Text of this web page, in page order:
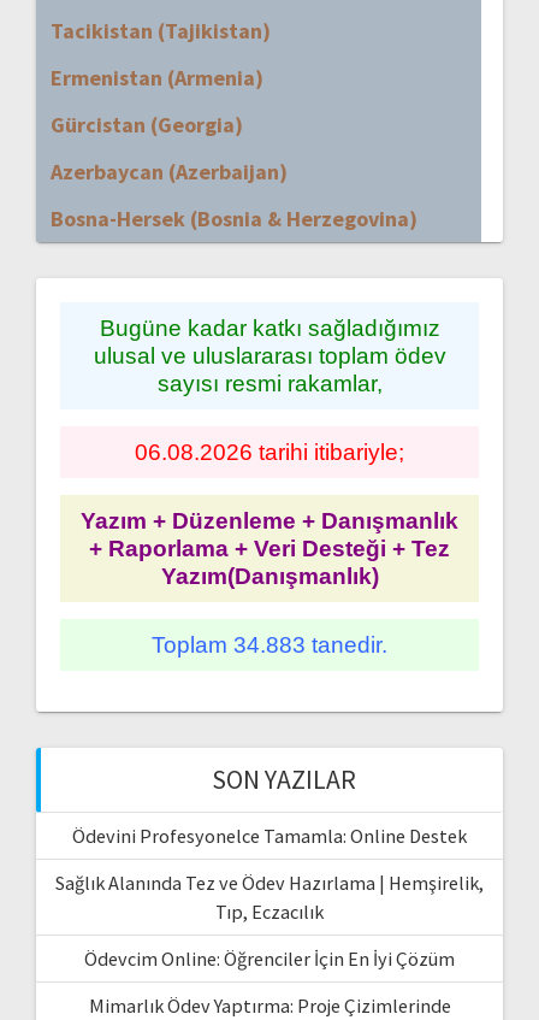
Tacikistan (Tajikistan)
Ermenistan (Armenia)
Gürcistan (Georgia)
Azerbaycan (Azerbaijan)
Bosna-Hersek (Bosnia & Herzegovina)
Bugüne kadar katkı sağladığımız
ulusal ve uluslararası toplam ödev
sayısı resmi rakamlar,
06.08.2026 tarihi itibariyle;
Yazım + Düzenleme + Danışmanlık
+ Raporlama + Veri Desteği + Tez
Yazım(Danışmanlık)
Toplam 34.883 tanedir.
SON YAZILAR
Ödevini Profesyonelce Tamamla: Online Destek
Sağlık Alanında Tez ve Ödev Hazırlama | Hemşirelik,
Tıp, Eczacılık
Ödevcim Online: Öğrenciler İçin En İyi Çözüm
Mimarlık Ödev Yaptırma: Proje Çizimlerinde